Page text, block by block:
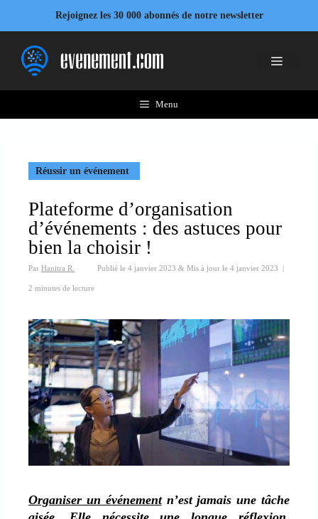
contenu
Rejoignez les 30 000 abonnés de notre newsletter
Menu
Menu
Réussir un événement
Plateforme d’organisation
d’événements : des astuces pour
bien la choisir !
Par Hanitra R. Publié le 4 janvier 2023 & Mis à jour le 4 janvier 2023 |
2 minutes de lecture
Organiser un événementn’est jamais une tâche